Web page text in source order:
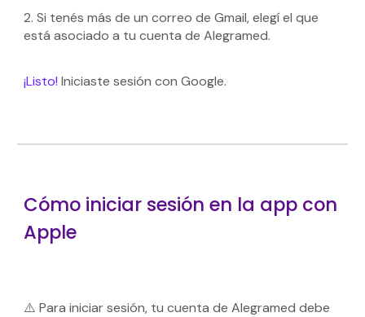
2.Si tenés más de un correo de Gmail, elegí el que
está asociado a tu cuenta de Alegramed.
¡Listo! Iniciaste sesión con Google.
Cómo iniciar sesión en la app con
Apple
⚠️ Para iniciar sesión, tu cuenta de Alegramed debe